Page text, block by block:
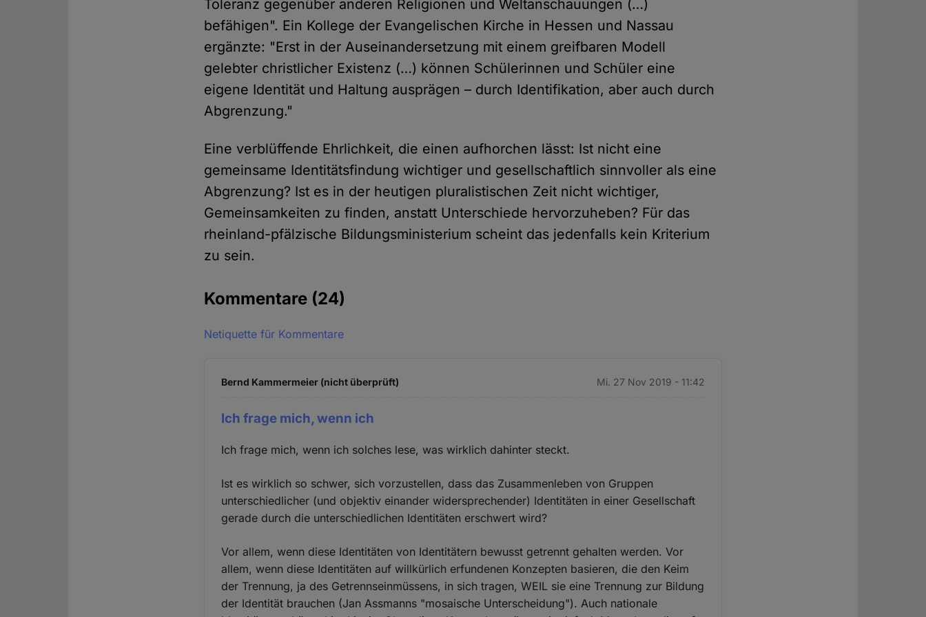
Toleranz gegenüber anderen Religionen und Weltanschauungen (…)
befähigen". Ein Kollege der Evangelischen Kirche in Hessen und Nassau
ergänzte: "Erst in der Auseinandersetzung mit einem greifbaren Modell
gelebter christlicher Existenz (…) können Schülerinnen und Schüler eine
eigene Identität und Haltung ausprägen – durch Identifikation, aber auch durch
Abgrenzung."
Eine verblüffende Ehrlichkeit, die einen aufhorchen lässt: Ist nicht eine
gemeinsame Identitätsfindung wichtiger und gesellschaftlich sinnvoller als eine
Abgrenzung? Ist es in der heutigen pluralistischen Zeit nicht wichtiger,
Gemeinsamkeiten zu finden, anstatt Unterschiede hervorzuheben? Für das
rheinland-pfälzische Bildungsministerium scheint das jedenfalls kein Kriterium
zu sein.
Kommentare (24)
Netiquette für Kommentare
Bernd Kammermeier (nicht überprüft) Mi. 27 Nov 2019 - 11:42
Ich frage mich, wenn ich
Ich frage mich, wenn ich solches lese, was wirklich dahinter steckt.
Ist es wirklich so schwer, sich vorzustellen, dass das Zusammenleben von Gruppen
unterschiedlicher (und objektiv einander widersprechender) Identitäten in einer Gesellschaft
gerade durch die unterschiedlichen Identitäten erschwert wird?
Vor allem, wenn diese Identitäten von Identitätern bewusst getrennt gehalten werden. Vor
allem, wenn diese Identitäten auf willkürlich erfundenen Konzepten basieren, die den Keim
der Trennung, ja des Getrennseinmüssens, in sich tragen, WEIL sie eine Trennung zur Bildung
der Identität brauchen (Jan Assmanns "mosaische Unterscheidung"). Auch nationale